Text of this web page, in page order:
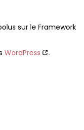
sur le Framework
WordPress
.